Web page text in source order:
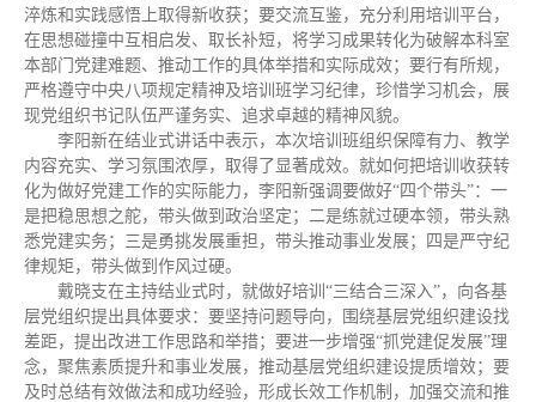
淬炼和实践感悟上取得新收获；要交流互鉴，充分利用培训平台，
在思想碰撞中互相启发、取长补短，将学习成果转化为破解本科室
本部门党建难题、推动工作的具体举措和实际成效；要行有所规，
严格遵守中央八项规定精神及培训班学习纪律，珍惜学习机会，展
现党组织书记队伍严谨务实、追求卓越的精神风貌。
李阳新在结业式讲话中表示，本次培训班组织保障有力、教学
内容充实、学习氛围浓厚，取得了显著成效。就如何把培训收获转
化为做好党建工作的实际能力，李阳新强调要做好“四个带头”：一
是把稳思想之舵，带头做到政治坚定；二是练就过硬本领，带头熟
悉党建实务；三是勇挑发展重担，带头推动事业发展；四是严守纪
律规矩，带头做到作风过硬。
戴晓支在主持结业式时，就做好培训“三结合三深入”，向各基
层党组织提出具体要求：要坚持问题导向，围绕基层党组织建设找
差距，提出改进工作思路和举措；要进一步增强“抓党建促发展”理
念，聚焦素质提升和事业发展，推动基层党组织建设提质增效；要
及时总结有效做法和成功经验，形成长效工作机制，加强交流和推